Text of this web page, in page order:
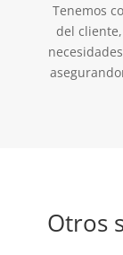
Tenemos
del
Otros